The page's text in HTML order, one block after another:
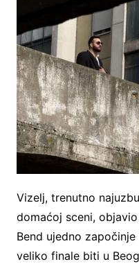
Vizelj, trenutno
domaćoj sceni, objavio
Bend ujedno
veliko finale biti u